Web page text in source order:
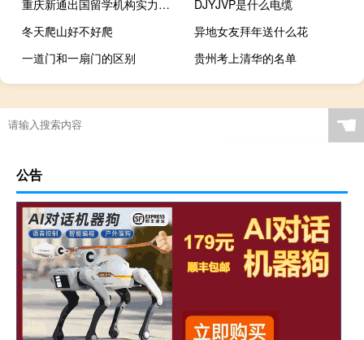
重庆新通出国留学机构实力如何
DJYJVP是什么电缆
冬天爬山好不好爬
异地女友拜年送什么花
一道门和一扇门的区别
贵州考上清华的名单
☚
公告